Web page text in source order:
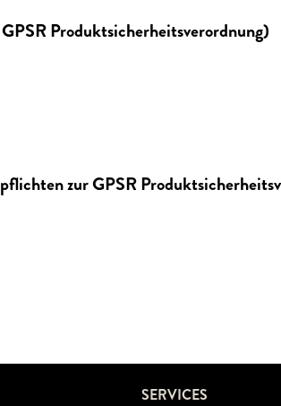
Produktsicherheitsverordnung)
zur GPSR
SERVICES